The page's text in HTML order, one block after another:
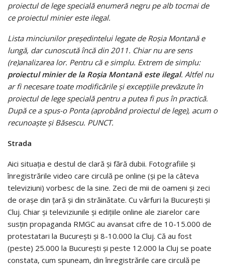
proiectul de lege specială enumeră negru pe alb tocmai de
ce proiectul minier este ilegal.
Lista minciunilor președintelui legate de Roșia Montană e
lungă, dar cunoscută încă din 2011. Chiar nu are sens
(re)analizarea lor. Pentru că e simplu. Extrem de simplu:
proiectul minier de la Roșia Montană este ilegal. Altfel nu
ar fi necesare toate modificările și excepțiile prevăzute în
proiectul de lege specială pentru a putea fi pus în practică.
După ce a spus-o Ponta (aprobând proiectul de lege), acum o
recunoaște și Băsescu. PUNCT.
Strada
Aici situația e destul de clară și fără dubii. Fotografiile și
înregistrările video care circulă pe online (și pe la câteva
televiziuni) vorbesc de la sine. Zeci de mii de oameni și zeci
de orașe din țară și din străinătate. Cu vârfuri la București și
Cluj. Chiar și televiziunile și edițiile online ale ziarelor care
susțin propaganda RMGC au avansat cifre de 10-15.000 de
protestatari la București și 8-10.000 la Cluj. Că au fost
(peste) 25.000 la București și peste 12.000 la Cluj se poate
constata, cum spuneam, din înregistrările care circulă pe